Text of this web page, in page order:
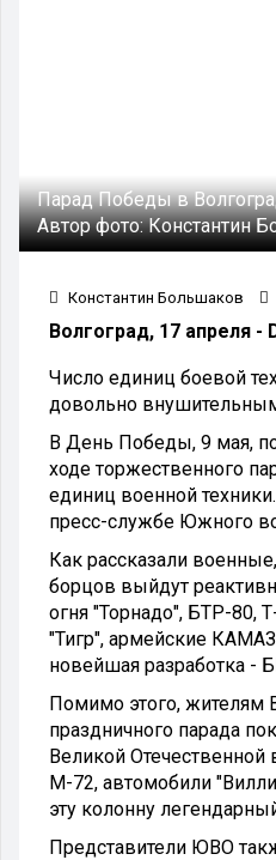
Парад Победы в
Автор фото:Константин
Константин Большаков
Волгоград, 17 апреля -
Число единиц боевой
довольно
В День Победы, 9 мая,
ходе торжественного
единиц военной
пресс-службе Южного
Как рассказали
борцов выйдут
огня "Торнадо", БТР-80,
"Тигр", армейские
новейшая разработка -
Помимо этого, жителям
праздничного парада
Великой
М-72, автомобили
эту колонну
Представители ЮВО